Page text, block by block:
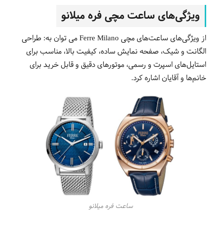
ویژگی‌های ساعت مچی فره میلانو
از ویژگی‌های ساعت‌های مچی Ferre Milano می توان به: طراحی
الگانت و شیک، صفحه نمایش ساده، کیفیت بالا، مناسب برای
استایل‌های اسپرت و رسمی، موتورهای دقیق و قابل خرید برای
خانم‌ها و آقایان اشاره کرد.
ساعت فره میلانو